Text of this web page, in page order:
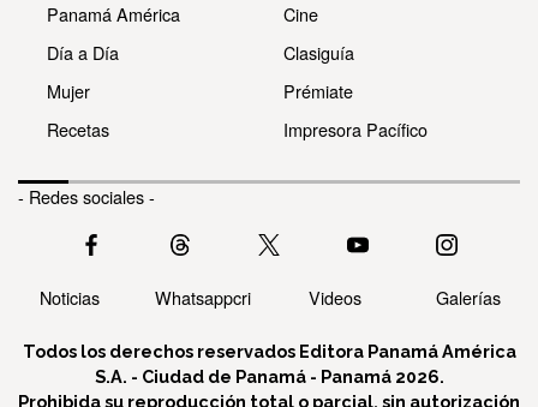
Panamá América
Día a Día
Mujer
Recetas
Cine
Clasiguía
Prémiate
Impresora Pacífico
- Redes sociales -
Noticias Whatsappcri Videos Galerías
Todos los derechos reservados Editora Panamá América
S.A. - Ciudad de Panamá - Panamá 2026.
Prohibida su reproducción total o parcial, sin autorización